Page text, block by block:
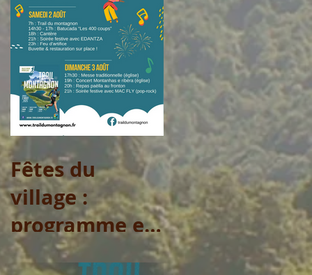
Fêtes du
village :
programme et
arrêtés